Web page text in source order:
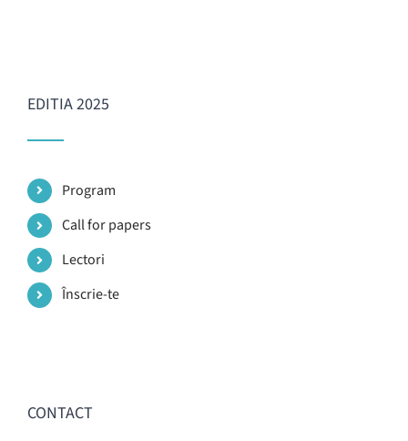
EDITIA 2025
Program
Call for papers
Lectori
Înscrie-te
CONTACT